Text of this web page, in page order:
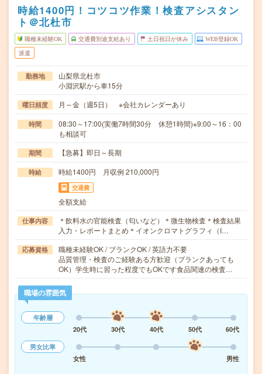
時給1400円！コツコツ作業！検査アシスタン
ト＠北杜市
職種未経験OK 交通費別途支給あり 土日祝日が休み WEB登録OK
派遣
勤務地
山梨県北杜市
小淵沢駅から車15分
曜日頻度 月～金（週5日） ※会社カレンダーあり
時間
08:30～17:00(実働7時間30分 休憩1時間)※9:00～16：00
も相談可
期間 【急募】即日～長期
時給 時給1400円 月収例 210,000円
交通費
全額支給
仕事内容
＊飲料水の官能検査（匂いなど）＊微生物検査＊検査結果
入力・レポートまとめ＊イオンクロマトグラフィ（I…
応募資格
職種未経験OK / ブランクOK / 英語力不要
品質管理・検査のご経験ある方歓迎（ブランクあっても
OK）学生時に習った程度でもOKです食品関連の検査…
職場の雰囲気
年齢層
20代
30代 40代 50代
60代
男女比率
女性
男性